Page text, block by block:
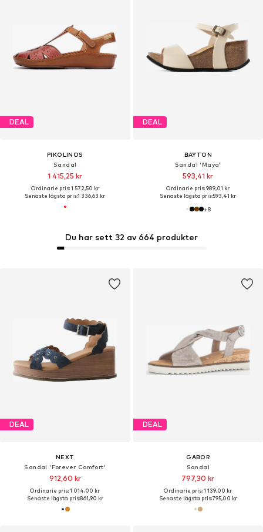
DEAL
PIKOLINOS
Sandal
1 415,25 kr
Ordinarie pris: 1 572,50 kr
Senaste lägsta pris:1 336,63 kr
DEAL
BAYTON
Sandal 'Maya'
593,41 kr
Ordinarie pris: 989,01 kr
Senaste lägsta pris:593,41 kr
+8
Du har sett 32 av 664 produkter
DEAL
NEXT
Sandal 'Forever Comfort'
912,60 kr
Ordinarie pris: 1 014,00 kr
Senaste lägsta pris:861,90 kr
DEAL
GABOR
Sandal
797,30 kr
Ordinarie pris: 1 139,00 kr
Senaste lägsta pris:795,00 kr